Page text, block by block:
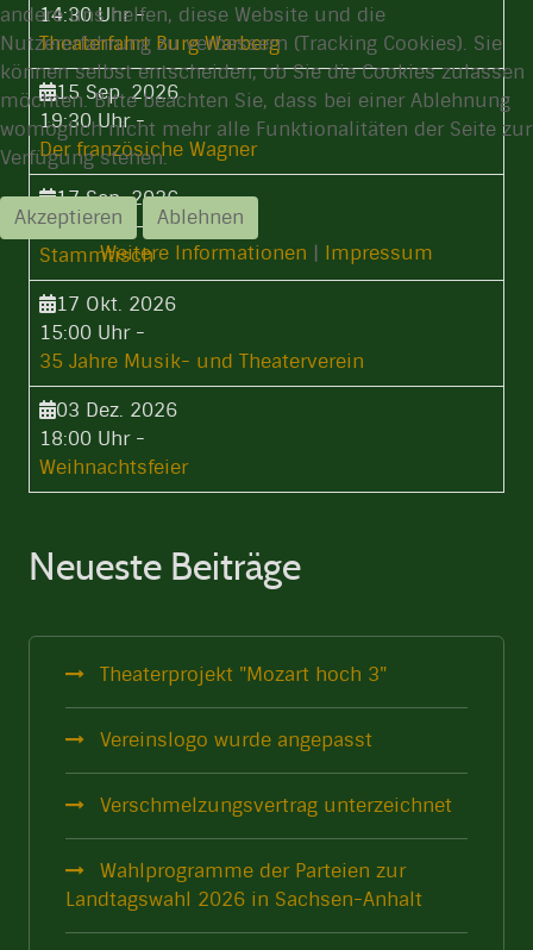
14:30 Uhr-
Theaterfahrt Burg Warberg
15 Sep. 2026
19:30 Uhr-
Der französiche Wagner
17 Sep. 2026
19:30 Uhr
-
Stammtisch
17 Okt. 2026
15:00 Uhr-
35 Jahre Musik- und Theaterverein
03 Dez. 2026
18:00 Uhr-
Weihnachtsfeier
Neueste Beiträge
Theaterprojekt "Mozart hoch 3"
Vereinslogo wurde angepasst
Verschmelzungsvertrag unterzeichnet
Wahlprogramme der Parteien zur
Landtagswahl 2026 in Sachsen-Anhalt
andere uns helfen, diese Website und die
Nutzererfahrung zu verbessern (Tracking Cookies). Sie
können selbst entscheiden, ob Sie die Cookies zulassen
möchten. Bitte beachten Sie, dass bei einer Ablehnung
womöglich nicht mehr alle Funktionalitäten der Seite zur
Verfügung stehen.
Akzeptieren
Ablehnen
Weitere Informationen | Impressum